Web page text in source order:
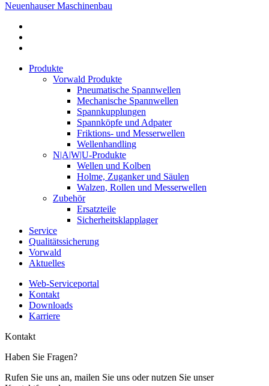
Neuenhauser Maschinenbau
Produkte
Vorwald Produkte
Pneumatische Spannwellen
Mechanische Spannwellen
Spannkupplungen
Spannköpfe und Adpater
Friktions- und Messerwellen
Wellenhandling
N|A|W|U-Produkte
Wellen und Kolben
Holme, Zuganker und Säulen
Walzen, Rollen und Messerwellen
Zubehör
Ersatzteile
Sicherheitsklapplager
Service
Qualitätssicherung
Vorwald
Aktuelles
Web-Serviceportal
Kontakt
Downloads
Karriere
Kontakt
Haben Sie Fragen?
Rufen Sie uns an, mailen Sie uns oder nutzen Sie unser